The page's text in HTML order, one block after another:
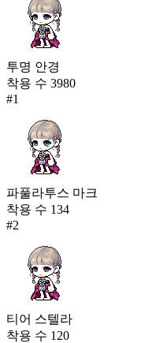
투명 안경
착용 수 3980
#1
파풀라투스 마크
착용 수 134
#2
티어 스텔라
착용 수 120